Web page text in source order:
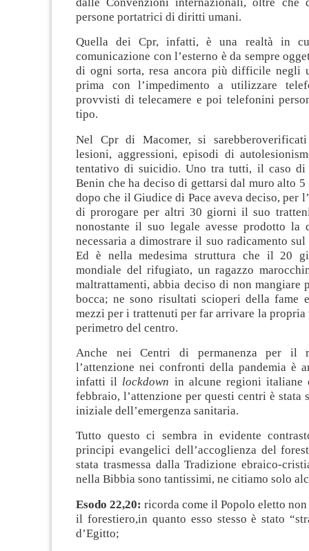
persone portatrici di diritti umani.
Quella dei Cpr, infatti, è una realtà in
comunicazione con l’esterno è da sempre
di ogni sorta, resa ancora più difficile negli
prima con l’impedimento a utilizzare
provvisti di telecamere e poi telefonini
tipo.
Nel Cpr di Macomer, si
lesioni, aggressioni, episodi di
tentativo di suicidio. Uno tra tutti, il caso di
Benin che ha deciso di gettarsi dal muro alto
dopo che il Giudice di Pace aveva deciso, per
di prorogare per altri 30 giorni il suo
nonostante il suo legale avesse prodotto la
necessaria a dimostrare il suo radicamento
Ed è nella medesima struttura che il 20
mondiale del rifugiato, un ragazzo
maltrattamenti, abbia deciso di non mangiare
bocca; ne sono risultati scioperi della fame
mezzi per i trattenuti per far arrivare la
perimetro del centro.
Anche nei Centri di permanenza per il
l’attenzione nei confronti della pandemia è
infatti il lockdown in alcune regioni
febbraio, l’attenzione per questi centri è stata
iniziale dell’emergenza sanitaria.
Tutto questo ci sembra in evidente
principi evangelici dell’accoglienza del
stata trasmessa dalla Tradizione ebraico-
nella Bibbia sono tantissimi, ne citiamo solo
Esodo 22,20: ricorda come il Popolo eletto
il forestiero,in quanto esso stesso è stato
d’Egitto;